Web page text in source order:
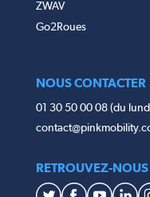
ZWAV
Go2Roues
NOUS CONTACTER
01 30 50 00 08 (du
RETROUVEZ-NOUS